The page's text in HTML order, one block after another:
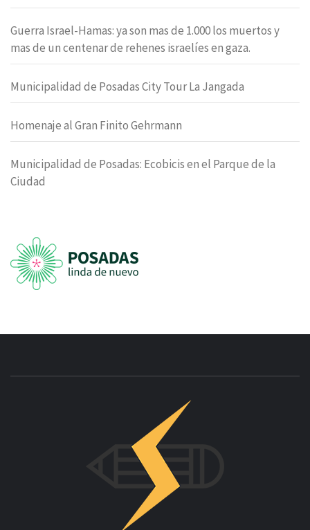
Guerra Israel-Hamas: ya son mas de 1.000 los muertos y
mas de un centenar de rehenes israelíes en gaza.
Municipalidad de Posadas City Tour La Jangada
Homenaje al Gran Finito Gehrmann
Municipalidad de Posadas: Ecobicis en el Parque de la
Ciudad